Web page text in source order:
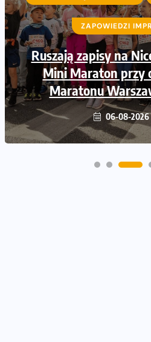
ZAPOWIEDZI
Ruszają zapisy na
Mini Maraton przy
Maratonu
06-08-2026